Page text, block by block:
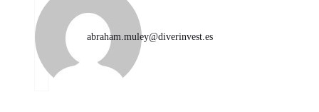
abraham.muley@diverinvest.es